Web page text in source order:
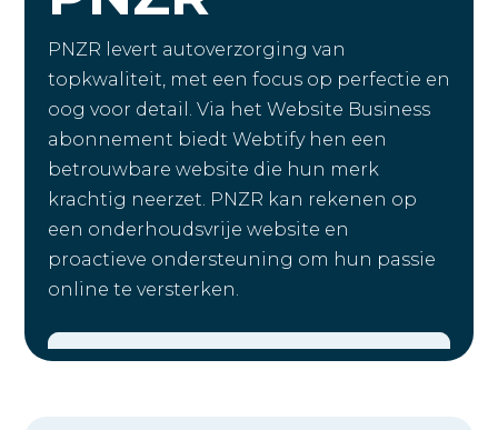
PNZR levert autoverzorging van
topkwaliteit, met een focus op perfectie en
oog voor detail. Via het Website Business
abonnement biedt Webtify hen een
betrouwbare website die hun merk
krachtig neerzet. PNZR kan rekenen op
een onderhoudsvrije website en
proactieve ondersteuning om hun passie
online te versterken.